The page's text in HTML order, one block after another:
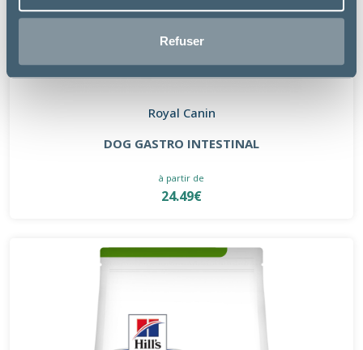
Refuser
Royal Canin
DOG GASTRO INTESTINAL
à partir de
24.49€